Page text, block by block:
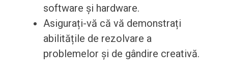
software și hardware.
Asigurați-vă că vă demonstrați
abilitățile de rezolvare a
problemelor și de gândire creativă.